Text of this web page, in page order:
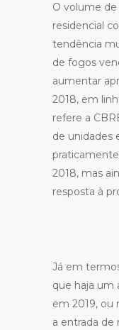
O volume
residencial
tendência
de fogos
aumentar
2018, em
refere a
de unidades
2018, mas
resposta à
Já em
que haja um
em 2019, ou
a entrada de